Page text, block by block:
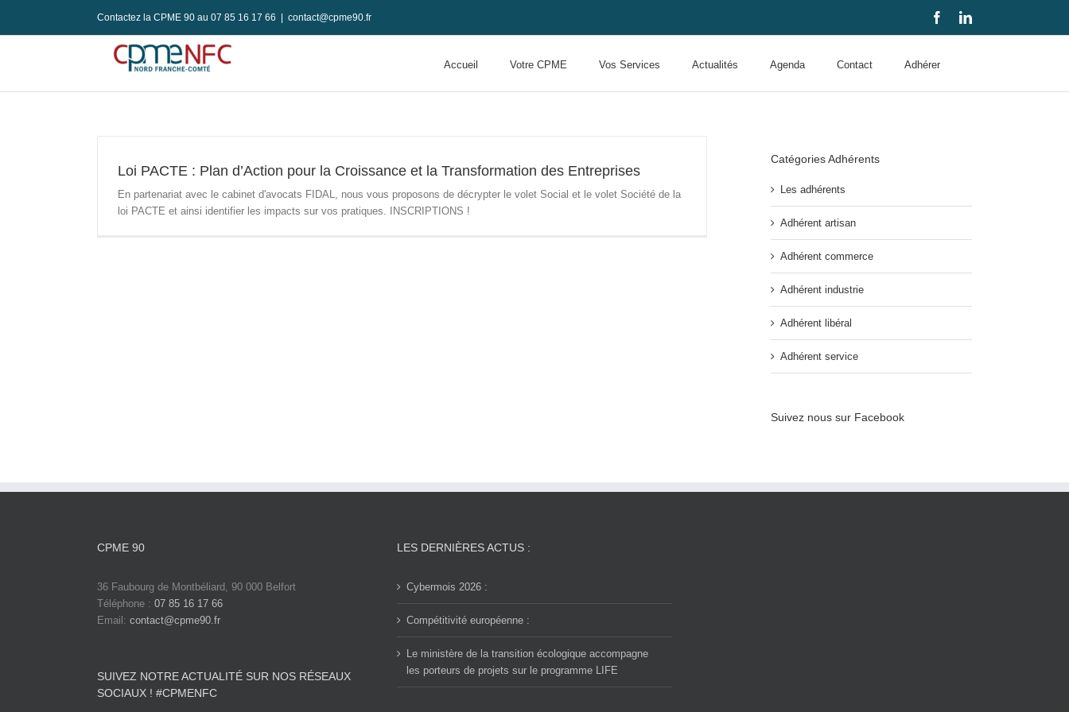
Contactez la CPME 90 au 07 85 16 17 66 contact@cpme90.fr FacebookLinkedIn
Accueil Votre CPME Vos Services Actualités Agenda Contact Adhérer
Loi PACTE : Plan d’Action pour la Croissance et la Transformation des Entreprises
En partenariat avec le cabinet d'avocats FIDAL, nous vous proposons de décrypter le volet Social et le volet Société de la
loi PACTE et ainsi identifier les impacts sur vos pratiques. INSCRIPTIONS !
Catégories Adhérents
Les adhérents
Adhérent artisan
Adhérent commerce
Adhérent industrie
Adhérent libéral
Adhérent service
Suivez nous sur Facebook
CPME 90
36 Faubourg de Montbéliard, 90 000 Belfort
Téléphone : 07 85 16 17 66
Email: contact@cpme90.fr
SUIVEZ NOTRE ACTUALITÉ SUR NOS RÉSEAUX
SOCIAUX ! #CPMENFC
LES DERNIÈRES ACTUS :
Cybermois 2026 :
Compétitivité européenne :
Le ministère de la transition écologique accompagne
les porteurs de projets sur le programme LIFE